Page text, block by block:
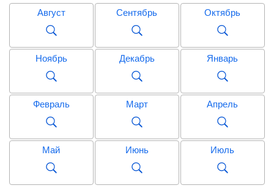
Август Сентябрь Октябрь
Ноябрь Декабрь Январь
Февраль Март Апрель
Май Июнь Июль